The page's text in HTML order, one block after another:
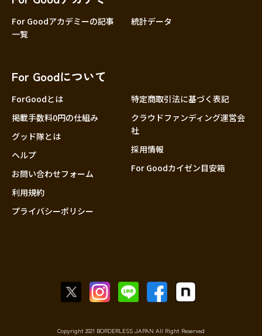
大分
For Goodアカデミーの記事
一覧
統計データ
For Goodについて
ForGoodとは
掲載手数料0円の仕組み
グッド隊とは
ヘルプ
お問い合わせフォーム
利用規約
プライバシーポリシー
特定商取引法に基づく表記
クラウドファンディング運営会
社
採用情報
For Goodカイゼン目安箱
Copyright 2021 BORDERLESS JAPAN All Right Reserved